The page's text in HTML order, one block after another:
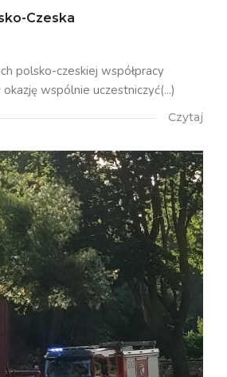
Czeska
czeskiej współpracy
wspólnie uczestniczyć(...)
Czytaj